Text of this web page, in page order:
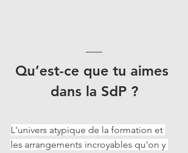
Qu’est-ce que tu aimes
dans la SdP ?
L'univers atypique de la formation et
les arrangements incroyables qu'on y